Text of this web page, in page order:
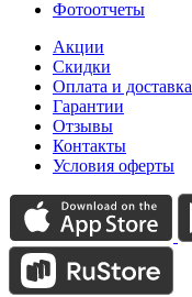
Фотоотчеты
Акции
Скидки
Оплата и доставка
Гарантии
Отзывы
Контакты
Условия оферты